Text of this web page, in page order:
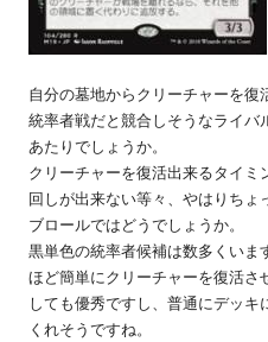
自分の墓地からクリーチャーを復
統率者戦だと競合しそうなライバ
あたりでしょうか。
クリーチャーを復活出来るタイ
回しが出来ない等々、やはりちょ
ブロールではどうでしょうか。
黒単色の統率者候補は数多くいま
ほど簡単にクリーチャーを復活さ
しても優秀ですし、普通にデッ
くれそうですね。